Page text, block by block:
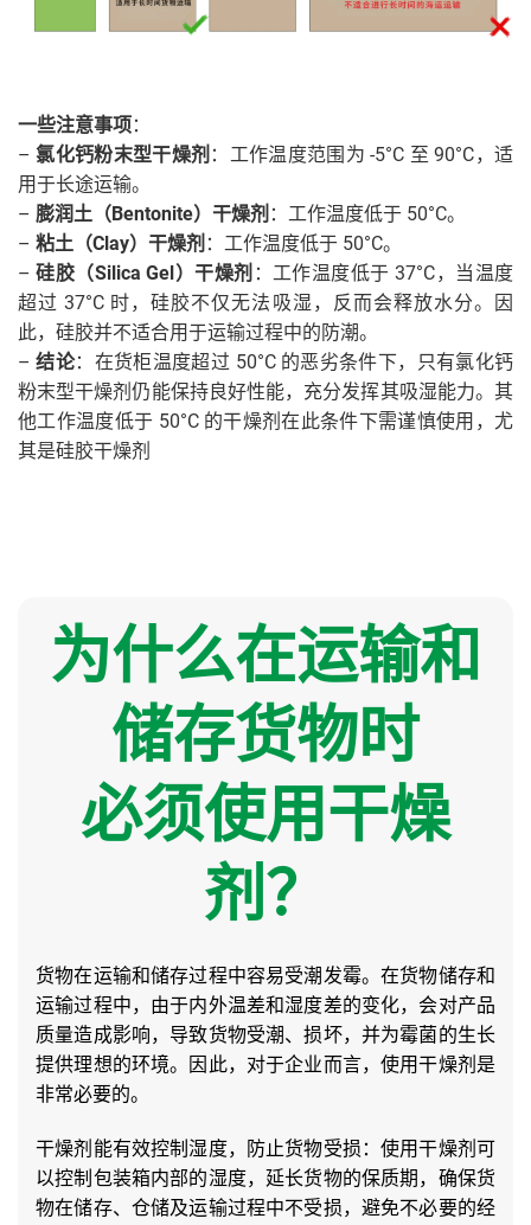
一些注意事项 ：
–氯化钙粉末型干燥剂 ：工作温度范围为 -5°C 至 90°C，适
用于长途运输。
– 膨润土（Bentonite）干燥剂 ：工作温度低于 50°C。
– 粘土（Clay）干燥剂 ：工作温度低于 50°C。
–硅胶（Silica Gel）干燥剂 ：工作温度低于 37°C，当温度
超过 37°C 时，硅胶不仅无法吸湿，反而会释放水分。因
此，硅胶并不适合用于运输过程中的防潮。
–结论：在货柜温度超过 50°C 的恶劣条件下，只有氯化钙
粉末型干燥剂仍能保持良好性能，充分发挥其吸湿能力。其
他工作温度低于 50°C 的干燥剂在此条件下需谨慎使用，尤
其是硅胶干燥剂
为什么在运输和
储存货物时
必须使用干燥
剂？
货物在运输和储存过程中容易受潮发霉。在货物储存和
运输过程中，由于内外温差和湿度差的变化，会对产品
质量造成影响，导致货物受潮、损坏，并为霉菌的生长
提供理想的环境。因此，对于企业而言，使用干燥剂是
非常必要的。
干燥剂能有效控制湿度，防止货物受损：使用干燥剂可
以控制包装箱内部的湿度，延长货物的保质期，确保货
物在储存、仓储及运输过程中不受损，避免不必要的经